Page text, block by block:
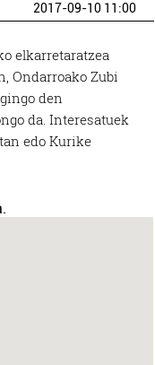
2017-09-10 11:00
elkarretaratzea
Ondarroako Zubi
den
da. Interesatuek
edo Kurike